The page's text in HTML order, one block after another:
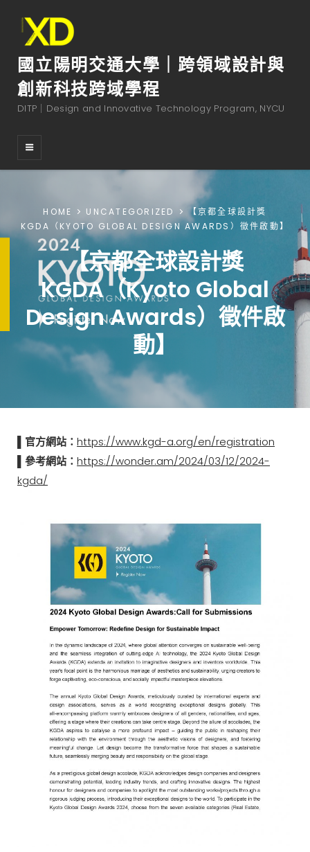
國立陽明交通大學｜跨領域設計與
創新科技跨域學程
DITP｜Design and Innovative Technology Program, NYCU
HOME UNCATEGORIZED
【京都全球設計獎
KGDA（KYOTO GLOBAL DESIGN AWARDS）徵件啟動】
【京都全球設計獎
KGDA（Kyoto Global
Design Awards）徵件啟
動】
▌官方網站： https://www.kgd-a.org/en/registration
▌參考網站： https://wonder.am/2024/03/12/2024-
kgda/